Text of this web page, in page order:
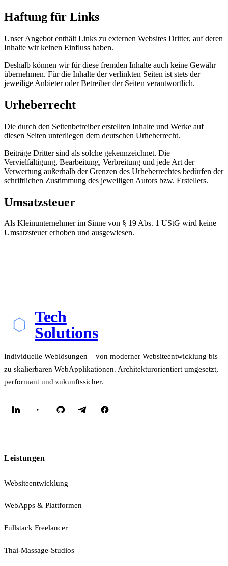
Haftung für Links
Unser Angebot enthält Links zu externen Websites Dritter, auf deren
Inhalte wir keinen Einfluss haben.
Deshalb können wir für diese fremden Inhalte auch keine Gewähr
übernehmen. Für die Inhalte der verlinkten Seiten ist stets der
jeweilige Anbieter oder Betreiber der Seiten verantwortlich.
Urheberrecht
Die durch den Seitenbetreiber erstellten Inhalte und Werke auf
diesen Seiten unterliegen dem deutschen Urheberrecht.
Beiträge Dritter sind als solche gekennzeichnet. Die
Vervielfältigung, Bearbeitung, Verbreitung und jede Art der
Verwertung außerhalb der Grenzen des Urheberrechtes bedürfen der
schriftlichen Zustimmung des jeweiligen Autors bzw. Erstellers.
Umsatzsteuer
Als Kleinunternehmer im Sinne von § 19 Abs. 1 UStG wird keine
Umsatzsteuer erhoben und ausgewiesen.
Tech
Solutions
Individuelle Weblösungen – von moderner Websiteentwicklung bis
zu skalierbaren WebApplikationen. Architekturorientiert umgesetzt,
performant und zukunftssicher.
Leistungen
Websiteentwicklung
WebApps & Plattformen
Fullstack Freelancer
Thai-Massage-Studios